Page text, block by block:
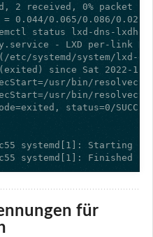
systemd[1]: Finished
für